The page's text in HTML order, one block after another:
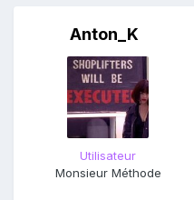
Anton_K
Utilisateur
Monsieur Méthode